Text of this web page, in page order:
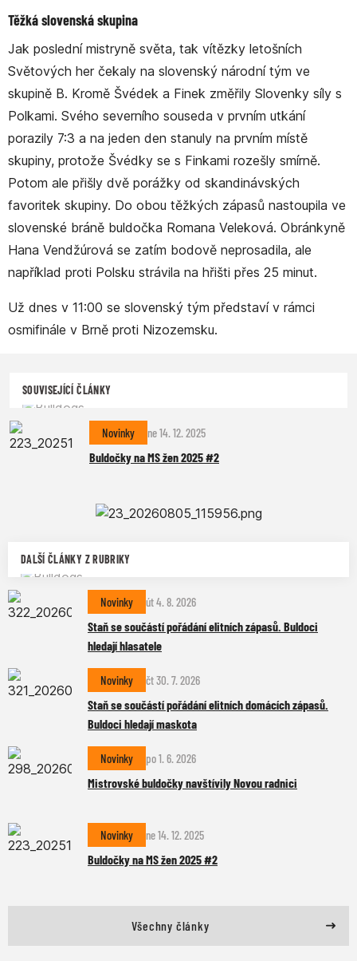
DALŠÍ ČLÁNKY Z RUBRIKY
Novinky út 4. 8. 2026
Staň se součástí pořádání elitních zápasů. Buldoci
hledají hlasatele
Novinky čt 30. 7. 2026
Staň se součástí pořádání elitních domácích zápasů.
Buldoci hledají maskota
Novinky po 1. 6. 2026
Mistrovské buldočky navštívily Novou radnici
Novinky ne 14. 12. 2025
Buldočky na MS žen 2025 #2
Všechny články
Těžká slovenská skupina
Jak poslední mistryně světa, tak vítězky letošních
Světových her čekaly na slovenský národní tým ve
skupině B. Kromě Švédek a Finek změřily Slovenky síly s
Polkami. Svého severního souseda v prvním utkání
porazily 7:3 a na jeden den stanuly na prvním místě
skupiny, protože Švédky se s Finkami rozešly smírně.
Potom ale přišly dvě porážky od skandinávských
favoritek skupiny. Do obou těžkých zápasů nastoupila ve
slovenské bráně buldočka Romana Veleková. Obránkyně
Hana Vendžúrová se zatím bodově neprosadila, ale
například proti Polsku strávila na hřišti přes 25 minut.
Už dnes v 11:00 se slovenský tým představí v rámci
osmifinále v Brně proti Nizozemsku.
SOUVISEJÍCÍ ČLÁNKY
Novinky ne 14. 12. 2025
Buldočky na MS žen 2025 #2